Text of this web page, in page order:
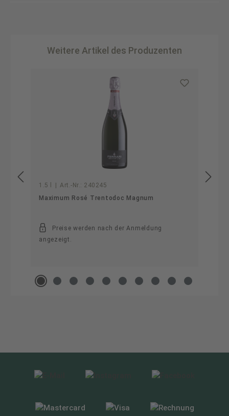
Weitere Artikel des Produzenten
1.5 l Art.-Nr.: 240245
Maximum Rosé Trentodoc Magnum
Preise werden nach der Anmeldung
angezeigt.